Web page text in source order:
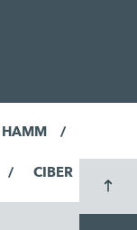
HAMM
CIBER